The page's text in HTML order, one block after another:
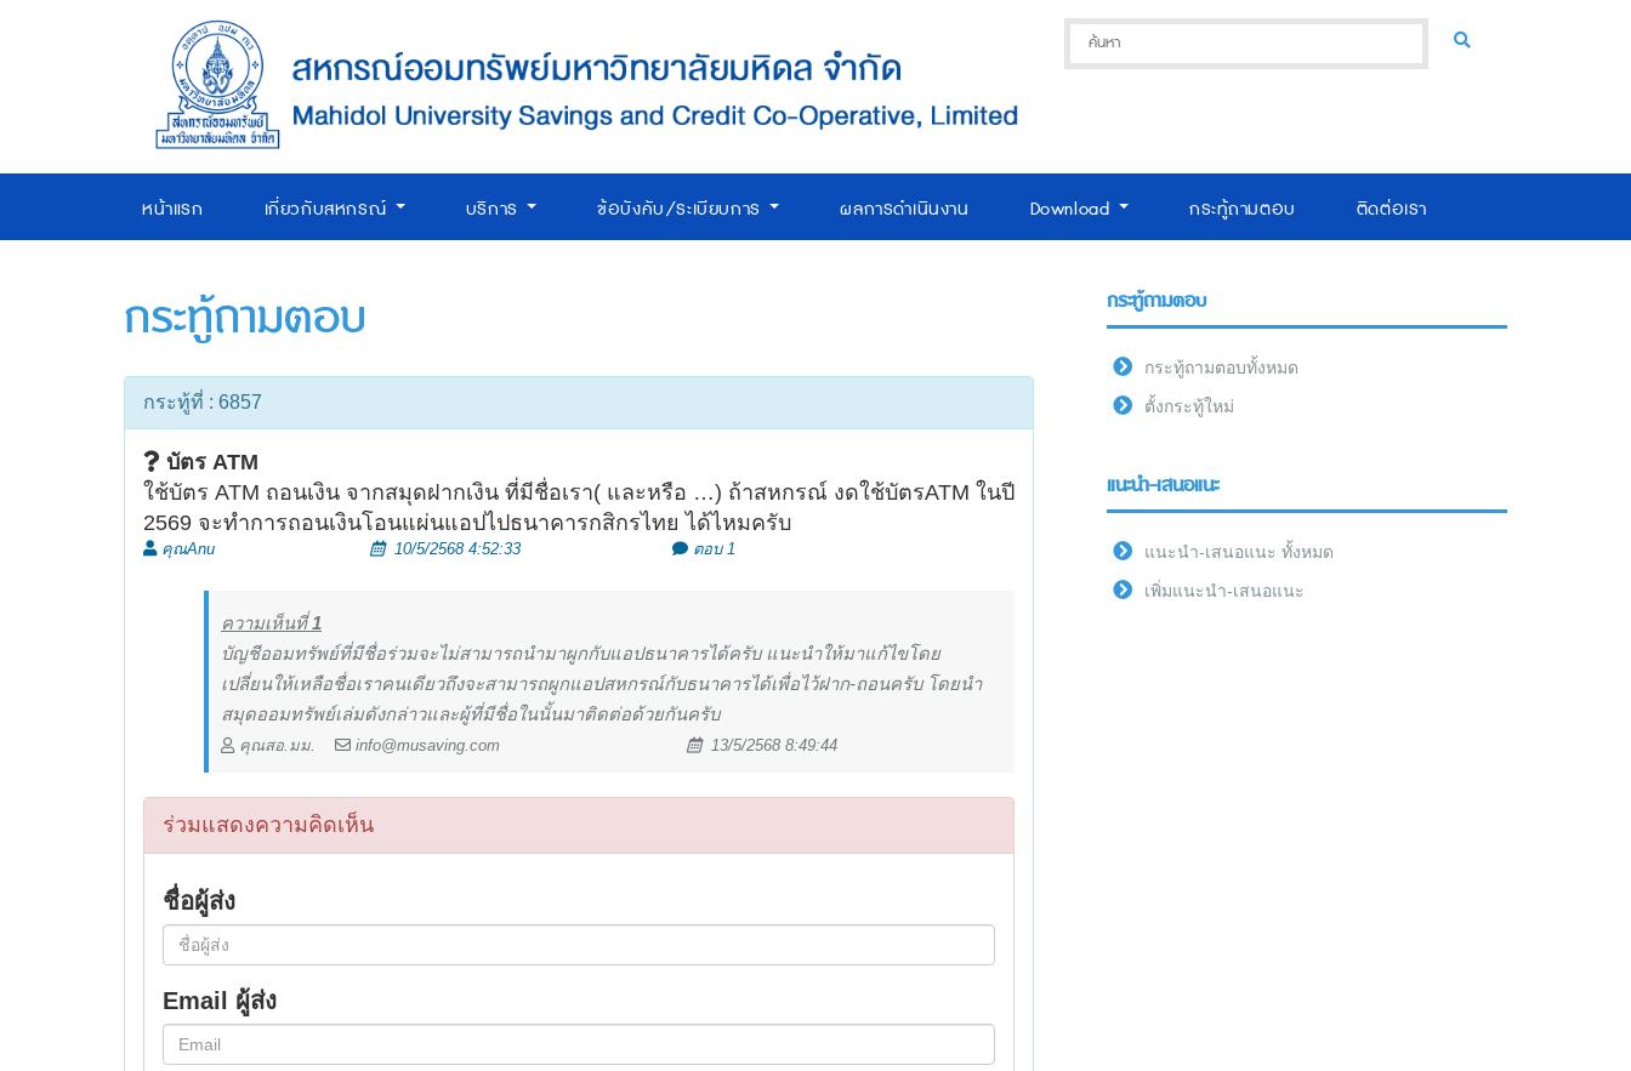
หน้าแรก เกี่ยวกับสหกรณ์ บริการ ข้อบังคับ/ระเบียบการ ผลการดำเนินงาน Download กระทู้ถามตอบ ติดต่อเรา
กระทู้ถามตอบ
กระทู้ที่ : 6857
บัตร ATM
ใช้บัตร ATM ถอนเงิน จากสมุดฝากเงิน ที่มีชื่อเรา( และหรือ …) ถ้าสหกรณ์ งดใช้บัตรATM ในปี
2569 จะทำการถอนเงินโอนแผ่นแอปไปธนาคารกสิกรไทย ได้ไหมครับ
คุณAnu 10/5/2568 4:52:33 ตอบ 1
ความเห็นที่1
บัญชีออมทรัพย์ที่มีชื่อร่วมจะไม่สามารถนำมาผูกกับแอปธนาคารได้ครับ แนะนำให้มาแก้ไขโดย
เปลี่ยนให้เหลือชื่อเราคนเดียวถึงจะสามารถผูกแอปสหกรณ์กับธนาคารได้เพื่อไว้ฝาก-ถอนครับ โดยนำ
สมุดออมทรัพย์เล่มดังกล่าวและผู้ที่มีชื่อในนั้นมาติดต่อด้วยกันครับ
คุณสอ.มม. info@musaving.com 13/5/2568 8:49:44
ร่วมแสดงความคิดเห็น
ชื่อผู้ส่ง
Email ผู้ส่ง
กระทู้ถามตอบ
กระทู้ถามตอบทั้งหมด
ตั้งกระทู้ใหม่
แนะนำ-เสนอแนะ
แนะนำ-เสนอแนะ ทั้งหมด
เพิ่มแนะนำ-เสนอแนะ